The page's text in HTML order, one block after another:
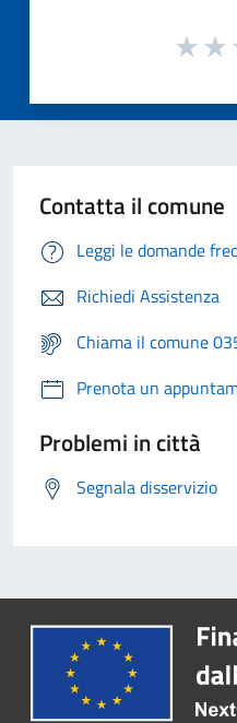
Contatta il comune
Leggi le domande
Richiedi Assistenza
Chiama il comune
Prenota un
Problemi in città
Segnala disservizio